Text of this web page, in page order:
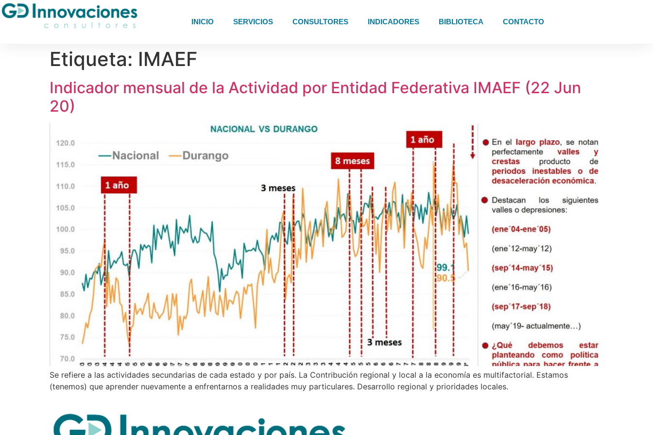
INICIO SERVICIOS CONSULTORES INDICADORES BIBLIOTECA CONTACTO
Etiqueta: IMAEF
Indicador mensual de la Actividad por Entidad Federativa IMAEF (22 Jun
20)
Se refiere a las actividades secundarias de cada estado y por país. La Contribución regional y local a la economía es multifactorial. Estamos
(tenemos) que aprender nuevamente a enfrentarnos a realidades muy particulares. Desarrollo regional y prioridades locales.